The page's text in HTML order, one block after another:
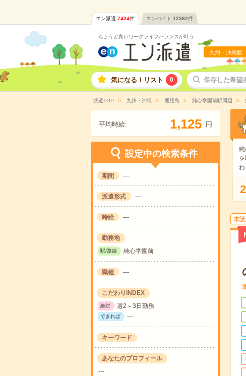
エン派遣 7424件 エンバイト 12362件
ちょうど良いワークライフバランスが叶う
九州・沖縄版
気になる！リスト 0 保存した希望
派遣TOP 九州・沖縄 鹿児島 純心学園前駅周辺
平均時給: 1,125 円
設定中の検索条件
期間 ---
派遣形式 ---
時給 ---
勤務地
駅/路線 純心学園前
職種 ---
こだわりINDEX
絶対 週2～3日勤務
できれば ---
キーワード ---
あなたのプロフィール
---
純
わ
2
未読